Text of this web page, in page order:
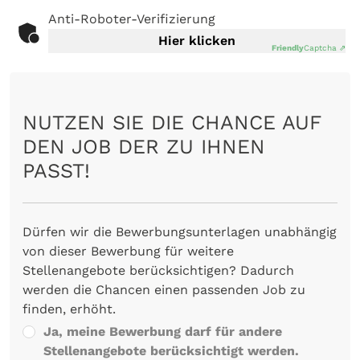
Anti-Roboter-Verifizierung
Hier klicken
FriendlyCaptcha ⇗
NUTZEN SIE DIE CHANCE AUF
DEN JOB DER ZU IHNEN
PASST!
Dürfen wir die Bewerbungsunterlagen unabhängig
von dieser Bewerbung für weitere
Stellenangebote berücksichtigen? Dadurch
werden die Chancen einen passenden Job zu
finden, erhöht.
Ja, meine Bewerbung darf für andere
Stellenangebote berücksichtigt werden.